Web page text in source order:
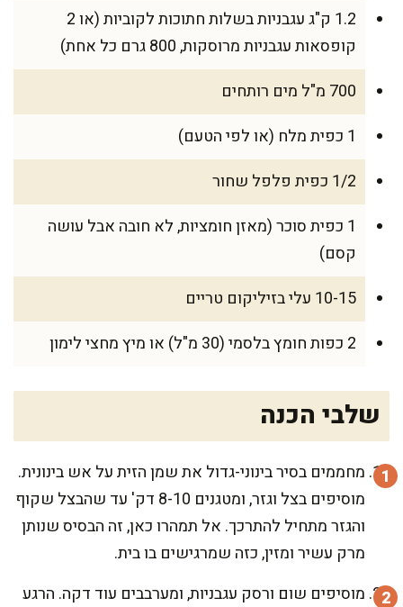
1.2 ק"ג עגבניות בשלות חתוכות לקוביות (או 2
קופסאות עגבניות מרוסקות, 800 גרם כל אחת)
700 מ"ל מים רותחים
1 כפית מלח (או לפי הטעם)
1/2 כפית פלפל שחור
1 כפית סוכר (מאזן חומציות, לא חובה אבל עושה
קסם)
10-15 עלי בזיליקום טריים
2 כפות חומץ בלסמי (30 מ"ל) או מיץ מחצי לימון
שלבי הכנה
מחממים בסיר בינוני-גדול את שמן הזית על אש בינונית.
מוסיפים בצל וגזר, ומטגנים 8-10 דק' עד שהבצל שקוף
והגזר מתחיל להתרכך. אל תמהרו כאן, זה הבסיס שנותן
מרק עשיר ומזין, כזה שמרגישים בו בית.
מוסיפים שום ורסק עגבניות, ומערבבים עוד דקה. הרגע